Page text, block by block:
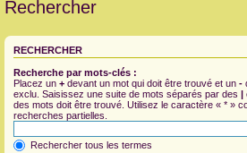
Rechercher
RECHERCHER
Recherche par mots-clés :
Placez un + devant un mot qui doit être trouvé et un -
exclu. Saisissez une suite de mots séparés par des |
des mots doit être trouvé. Utilisez le caractère « * »
recherches partielles.
Rechercher tous les termes